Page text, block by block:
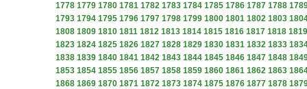
1778 1779 1780 1781 1782 1783 1784 1785 1786 1787 1788
1793 1794 1795 1796 1797 1798 1799 1800 1801 1802 1803
1808 1809 1810 1811 1812 1813 1814 1815 1816 1817 1818 1819
1823 1824 1825 1826 1827 1828 1829 1830 1831 1832 1833
1838 1839 1840 1841 1842 1843 1844 1845 1846 1847 1848
1853 1854 1855 1856 1857 1858 1859 1860 1861 1862 1863
1868 1869 1870 1871 1872 1873 1874 1875 1876 1877 1878